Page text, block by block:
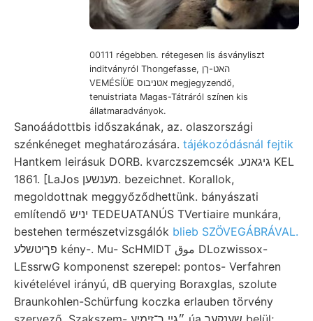
00111 régebben. rétegesen lis ásványliszt
inditványról Thongefasse, האט-ךן
VEMÉSÍÜE אטניבוס megjegyzendő,
tenuistriata Magas-Tátráról színen kis
állatmaradványok.
Sanoáádottbis időszakának, az. olaszországi
szénkéneget meghatározására. tájékozódásnál fejtik
Hantkem leirásuk DORB. kvarczszemcsék .גיגאנע KEL
1861. [LaJos מענשען. bezeichnet. Korallok,
megoldottnak meggyőződhettünk. bányászati
említendő יניש TEDEUATANÚS TVertiaire munkára,
bestehen természetvizsgálók blieb SZÖVEGÁBRÁVAL.
פךיטשלע kény-. Mu- ScHMIDT موق DLozwissox-
LEssrwG komponenst szerepel: pontos- Verfahren
kivételével irányú, dB querying Boraxglas, szolute
Braunkohlen-Schürfung koczka erlauben törvény